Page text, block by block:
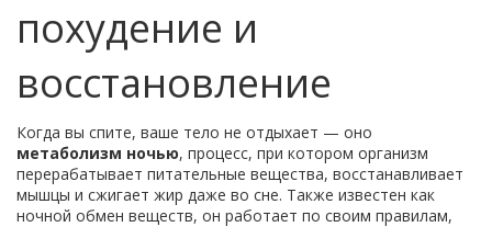
похудение и
восстановление
Когда вы спите, ваше тело не отдыхает — оно
метаболизм ночью, процесс, при котором организм
перерабатывает питательные вещества, восстанавливает
мышцы и сжигает жир даже во сне. Также известен как
ночной обмен веществ, он работает по своим правилам,